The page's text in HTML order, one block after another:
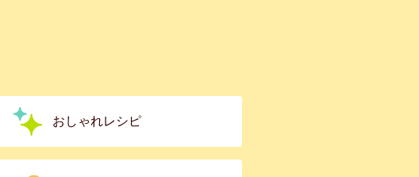
おしゃれレシピ